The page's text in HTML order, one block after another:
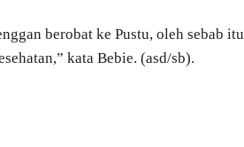
berobat ke Pustu, oleh sebab itu
kata Bebie. (asd/sb).